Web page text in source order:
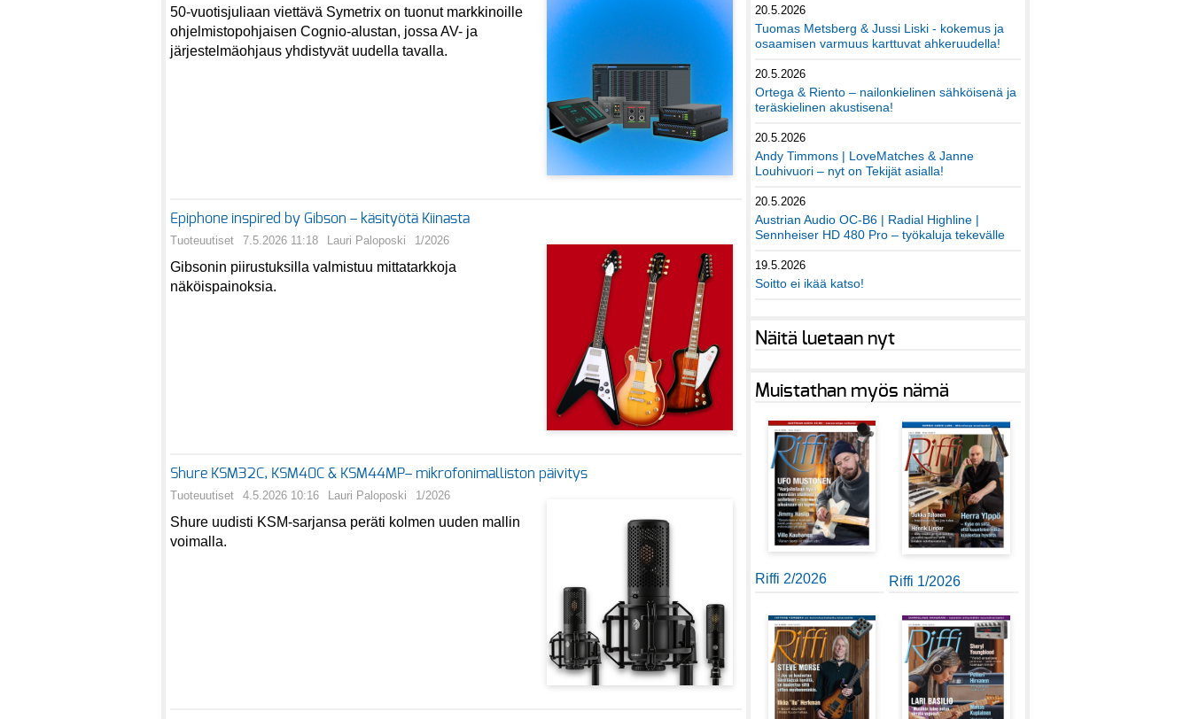
50-vuotisjuliaan viettävä Symetrix on tuonut markkinoille
ohjelmistopohjaisen Cognio-alustan, jossa AV- ja
järjestelmäohjaus yhdistyvät uudella tavalla.
Epiphone inspired by Gibson – käsityötä Kiinasta
Tuoteuutiset 7.5.2026 11:18 Lauri Paloposki 1/2026
Gibsonin piirustuksilla valmistuu mittatarkkoja
näköispainoksia.
Shure KSM32C, KSM40C & KSM44MP– mikrofonimalliston päivitys
Tuoteuutiset 4.5.2026 10:16 Lauri Paloposki 1/2026
Shure uudisti KSM-sarjansa peräti kolmen uuden mallin
voimalla.
20.5.2026
Tuomas Metsberg & Jussi Liski - kokemus ja
osaamisen varmuus karttuvat ahkeruudella!
20.5.2026
Ortega & Riento – nailonkielinen sähköisenä ja
teräskielinen akustisena!
20.5.2026
Andy Timmons | LoveMatches & Janne
Louhivuori – nyt on Tekijät asialla!
20.5.2026
Austrian Audio OC-B6 | Radial Highline |
Sennheiser HD 480 Pro – työkaluja tekevälle
19.5.2026
Soitto ei ikää katso!
Näitä luetaan nyt
Muistathan myös nämä
Riffi 2/2026 Riffi 1/2026